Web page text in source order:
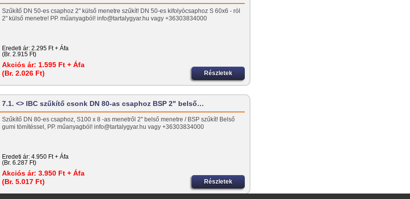
Szűkítő DN 50-es csaphoz 2" külső menetre szűkít! DN 50-es kifolyócsaphoz S 60x6 - ról
2" külső menetre! PP. műanyagból! info@tartalygyar.hu vagy +36303834000
Eredeti ár: 2.295 Ft + Áfa
(Br. 2.915 Ft)
Akciós ár: 1.595 Ft + Áfa
(Br. 2.026 Ft)
Részletek
7.1. <> IBC szűkítő csonk DN 80-as csaphoz BSP 2" belső…
Szűkítő DN 80-es csaphoz, S100 x 8 -as menetről 2" belső menetre / BSP szűkít! Belső
gumi tömítéssel, PP. műanyagból! info@tartalygyar.hu vagy +36303834000
Eredeti ár: 4.950 Ft + Áfa
(Br. 6.287 Ft)
Akciós ár: 3.950 Ft + Áfa
(Br. 5.017 Ft)
Részletek